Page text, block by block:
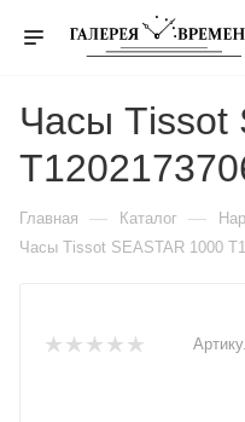
Часы Тissot
Главная — Каталог —
Часы Тissot SEASTAR 1000